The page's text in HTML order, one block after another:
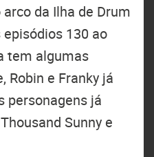
da Ilha de Drum
130 ao
tem algumas
Robin e Franky já
personagens já
Sunny e